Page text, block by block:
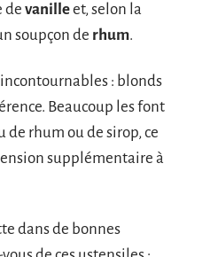
de vanilleet, selon la
soupçon de rhum.
: blonds
Beaucoup les font
de rhum ou de sirop, ce
supplémentaire à
dans de bonnes